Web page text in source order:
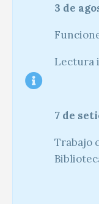
3 de
Lectura
7 de
Trabajo